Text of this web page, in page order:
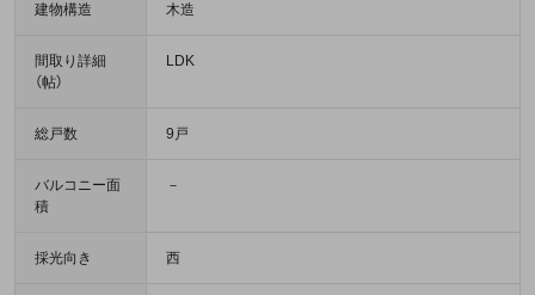
建物構造 木造
間取り詳細
（帖）
LDK
総戸数 9戸
バルコニー面
積
－
採光向き 西